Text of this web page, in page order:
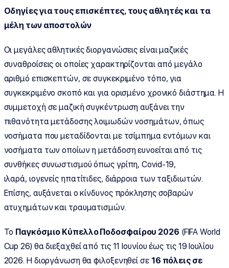
Οδηγίες για τους επισκέπτες, τους αθλητές και τα
μέλη των αποστολών
Οι μεγάλες αθλητικές διοργανώσεις είναι μαζικές
συναθροίσεις οι οποίες χαρακτηρίζονται από μεγάλο
αριθμό επισκεπτών, σε συγκεκριμένο τόπο, για
συγκεκριμένο σκοπό και για ορισμένο χρονικό διάστημα. Η
συμμετοχή σε μαζική συγκέντρωση αυξάνει την
πιθανότητα μετάδοσης λοιμωδών νοσημάτων, όπως
νοσήματα που μεταδίδονται με τσίμπημα εντόμων και
νοσήματα των οποίων η μετάδοση ευνοείται από τις
συνθήκες συνωστισμού όπως γρίπη, Covid-19,
ιλαρά, ιογενείς ηπατίτιδες, διάρροια των ταξιδιωτών.
Επίσης, αυξάνεται ο κίνδυνος πρόκλησης σοβαρών
ατυχημάτων και τραυματισμών.
Το Παγκόσμιο Κύπελλο Ποδοσφαίρου 2026 (FIFA World
Cup 26) θα διεξαχθεί από τις 11 Ιουνίου έως τις 19 Ιουλίου
2026. Η διοργάνωση θα φιλοξενηθεί σε 16 πόλεις σε